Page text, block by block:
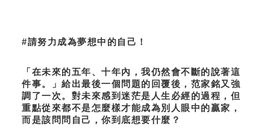
#請努力成為夢想中的自己！
「在未來的五年、十年內，我仍然會不斷的說著這
件事。」給出最後一個問題的回覆後，范家銘又強
調了一次。對未來感到迷茫是人生必經的過程，但
重點從來都不是怎麼樣才能成為別人眼中的贏家，
而是該問問自己，你到底想要什麼？